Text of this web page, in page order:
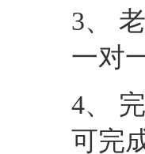
3、
一对
4、
可完